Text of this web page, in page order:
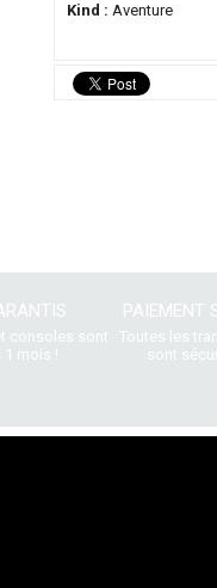
Kind : Aventure
consoles sont
1 mois !
PAIEMENT
Toutes les
sont